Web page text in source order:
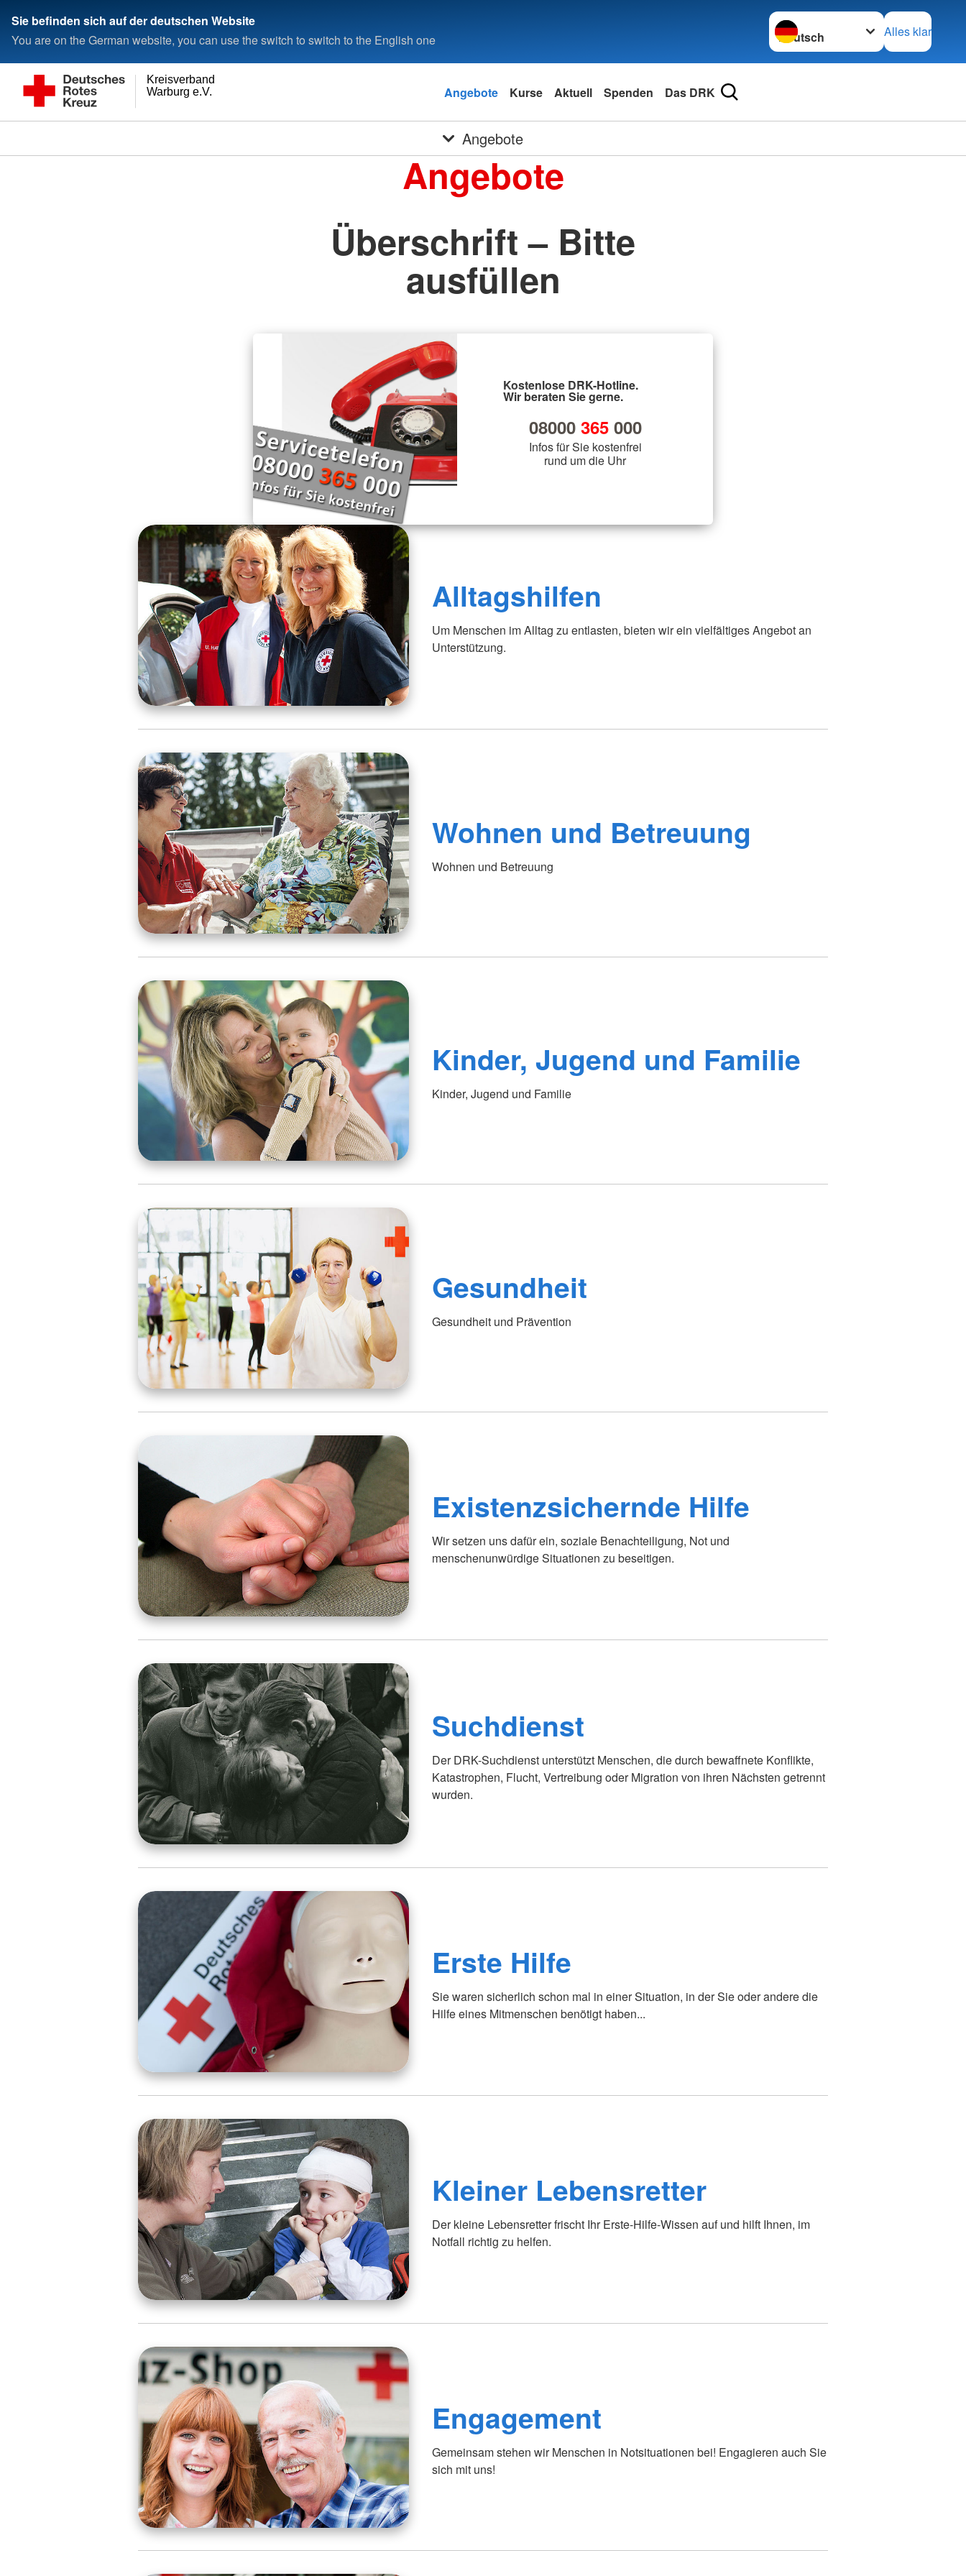
Sie befinden sich auf der deutschen Website
You are on the German website, you can use the switch to switch to the English one
Sprache wechseln zu
Alles klar
Warburg e.V.
Kreisverband
Angebote Kurse Aktuell Spenden Das DRK
Angebote
Angebote
Überschrift – Bitte
ausfüllen
Kostenlose DRK-Hotline.
Wir beraten Sie gerne.
08000 365000
Infos für Sie kostenfrei
rund um die Uhr
Alltagshilfen
Um Menschen im Alltag zu entlasten, bieten wir ein vielfältiges Angebot an
Unterstützung.
Wohnen und Betreuung
Wohnen und Betreuung
Kinder, Jugend und Familie
Kinder, Jugend und Familie
Gesundheit
Gesundheit und Prävention
Existenzsichernde Hilfe
Wir setzen uns dafür ein, soziale Benachteiligung, Not und
menschenunwürdige Situationen zu beseitigen.
Suchdienst
Der DRK-Suchdienst unterstützt Menschen, die durch bewaffnete Konflikte,
Katastrophen, Flucht, Vertreibung oder Migration von ihren Nächsten getrennt
wurden.
Erste Hilfe
Sie waren sicherlich schon mal in einer Situation, in der Sie oder andere die
Hilfe eines Mitmenschen benötigt haben...
Kleiner Lebensretter
Der kleine Lebensretter frischt Ihr Erste-Hilfe-Wissen auf und hilft Ihnen, im
Notfall richtig zu helfen.
Engagement
Gemeinsam stehen wir Menschen in Notsituationen bei! Engagieren auch Sie
sich mit uns!